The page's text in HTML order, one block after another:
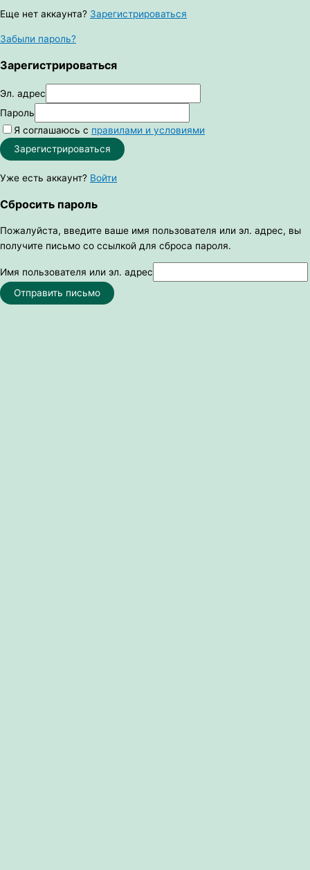
Еще нет аккаунта? Зарегистрироваться
Забыли пароль?
Зарегистрироваться
Эл. адрес
Пароль
Я соглашаюсь с правилами и условиями
Зарегистрироваться
Уже есть аккаунт? Войти
Сбросить пароль
Пожалуйста, введите ваше имя пользователя или эл. адрес, вы
получите письмо со ссылкой для сброса пароля.
Имя пользователя или эл. адрес
Отправить письмо